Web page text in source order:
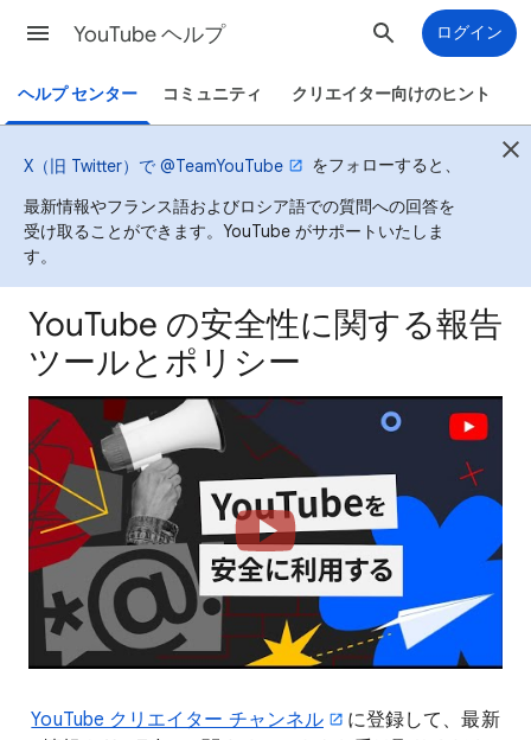
YouTube ヘルプ ログイン
ヘルプ センター コミュニティ クリエイター向けのヒント
X（旧 Twitter）で @TeamYouTube
をフォローすると、
最新情報やフランス語およびロシア語での質問への回答を
受け取ることができます。YouTube がサポートいたしま
す。
YouTube の安全性に関する報告
ツールとポリシー
YouTube クリエイター チャンネル
に登録して、最新